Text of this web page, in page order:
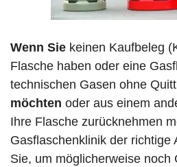
Wenn Sie keinen Kaufbeleg
Flasche haben oder eine
technischen Gasen ohne
möchten oder aus einem
Ihre Flasche zurücknehmen
Gasflaschenklinik der richtige
Sie, um möglicherweise noch